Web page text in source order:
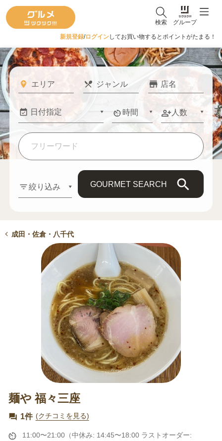
検索 グループ
新規登録/ログインしてお買い物するとポイントがたまる！
時間 人数
絞り込み GOURMET SEARCH
成田・佐倉・八千代
麺や 福々三座
1件 (クチコミを見る)
11:00〜21:00（中休み: 14:45〜18:00 ラストオーダー: